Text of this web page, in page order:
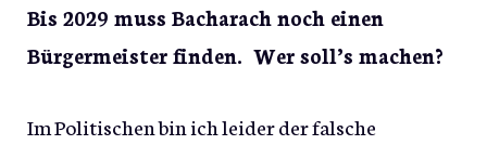
Bis 2029 muss Bacharach noch einen
Bürgermeister finden. Wer soll’s machen?
Im Politischen bin ich leider der falsche